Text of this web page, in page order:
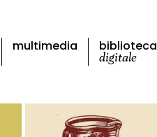
multimedia biblioteca
digitale